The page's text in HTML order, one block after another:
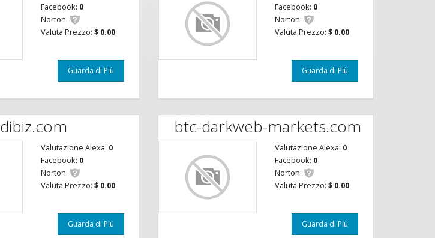
Facebook: 0
Norton:
Valuta Prezzo: $ 0.00
Guarda di Più
Facebook: 0
Norton:
Valuta Prezzo: $ 0.00
Guarda di Più
dibiz.com
Valutazione Alexa: 0
Facebook: 0
Norton:
Valuta Prezzo: $ 0.00
Guarda di Più
btc-darkweb-markets.com
Valutazione Alexa: 0
Facebook: 0
Norton:
Valuta Prezzo: $ 0.00
Guarda di Più